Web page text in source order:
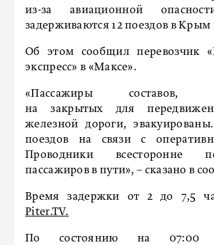
из-за авиационной
задерживаются 12 поездов в Крым
Об этом сообщил перевозчик
экспресс» в «Максе».
«Пассажиры составов,
на закрытых для
железной дороги,
поездов на связи с
Проводники всесторонне
пассажиров в пути», – сказано в
Время задержки от 2 до 7,5
Piter.TV.
По состоянию на 07:00